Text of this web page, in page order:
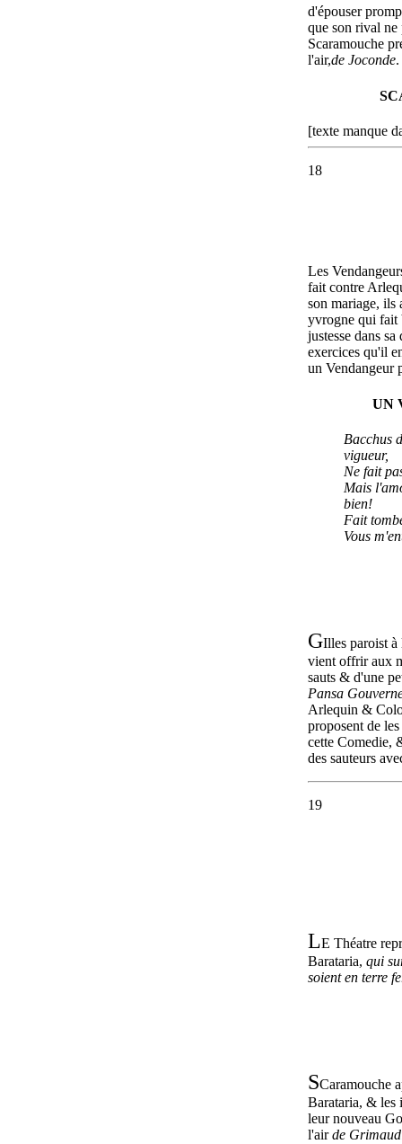
d'épouser
que son rival ne
Scaramouche
l'air,de Joconde.
[texte manque
18
Les
fait contre
son mariage, ils
yvrogne qui fait
justesse dans sa
exercices qu'il
un Vendangeur
UN
Bacchus
vigueur,
Ne fait
Mais
bien!
Fait
Vous
GIlles paroist à
vient offrir aux
sauts & d'une
Pansa
Arlequin &
proposent de
cette Comedie,
des sauteurs
19
LE Théatre
Barataria, qui
soient en terre
SCaramouche
Barataria, & les
leur nouveau
l'airde